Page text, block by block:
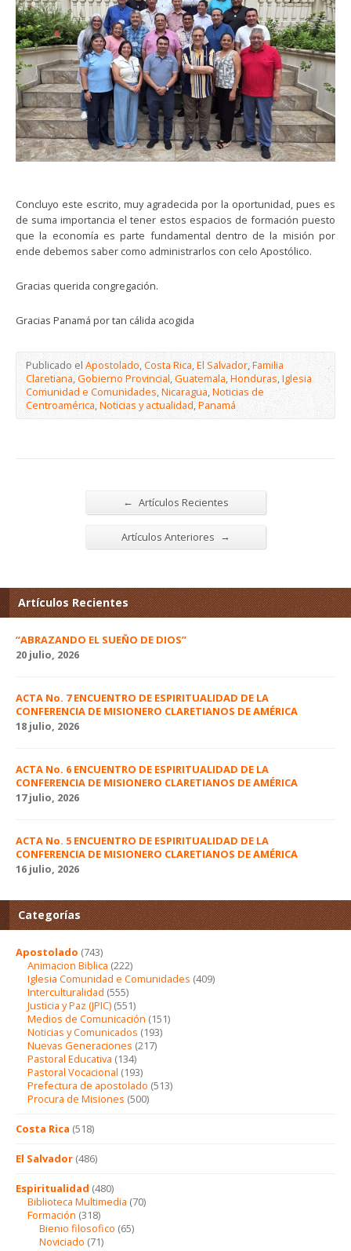
Concluyo este escrito, muy agradecida por la oportunidad, pues es
de suma importancia el tener estos espacios de formación puesto
que la economía es parte fundamental dentro de la misión por
ende debemos saber como administrarlos con celo Apostólico.
Gracias querida congregación.
Gracias Panamá por tan cálida acogida
Publicado el Apostolado,Costa Rica,El Salvador,Familia
Claretiana,Gobierno Provincial,Guatemala,Honduras,Iglesia
Comunidad e Comunidades,Nicaragua,Noticias de
Centroamérica,Noticias y actualidad,Panamá
← Artículos Recientes
Artículos Anteriores →
Artículos Recientes
“ABRAZANDO EL SUEÑO DE DIOS”
20 julio, 2026
ACTA No. 7 ENCUENTRO DE ESPIRITUALIDAD DE LA
CONFERENCIA DE MISIONERO CLARETIANOS DE AMÉRICA
18 julio, 2026
ACTA No. 6 ENCUENTRO DE ESPIRITUALIDAD DE LA
CONFERENCIA DE MISIONERO CLARETIANOS DE AMÉRICA
17 julio, 2026
ACTA No. 5 ENCUENTRO DE ESPIRITUALIDAD DE LA
CONFERENCIA DE MISIONERO CLARETIANOS DE AMÉRICA
16 julio, 2026
Categorías
Apostolado (743)
Animacion Biblica (222)
Iglesia Comunidad e Comunidades (409)
Interculturalidad (555)
Justicia y Paz (JPIC) (551)
Medios de Comunicación (151)
Noticias y Comunicados (193)
Nuevas Generaciones (217)
Pastoral Educativa (134)
Pastoral Vocacional (193)
Prefectura de apostolado (513)
Procura de Misiones (500)
Costa Rica (518)
El Salvador (486)
Espiritualidad (480)
Biblioteca Multimedia (70)
Formación (318)
Bienio filosofico (65)
Noviciado (71)